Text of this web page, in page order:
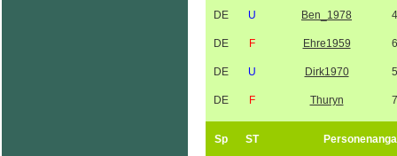
DE U Ben_1978
DE F Ehre1959
DE U Dirk1970
DE F Thuryn
Sp ST